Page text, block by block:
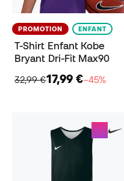
PROMOTION ENFANT
T-Shirt Enfant Kobe
Bryant Dri-Fit Max90
32,99 €17,99 €−45%